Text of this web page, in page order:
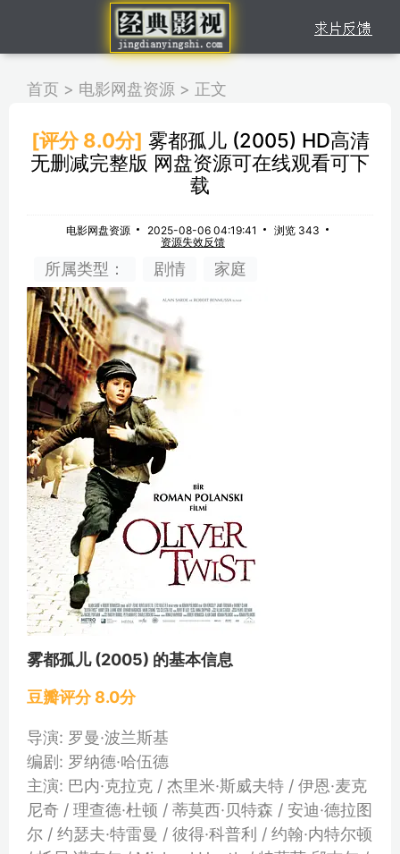
首页 > 电影网盘资源 > 正文
[评分 8.0分] 雾都孤儿 (2005) HD高清
无删减完整版 网盘资源可在线观看可下
载
电影网盘资源 2025-08-06 04:19:41
浏览 343
资源失效反馈
所属类型： 剧情 家庭
雾都孤儿 (2005) 的基本信息
豆瓣评分 8.0分
导演: 罗曼·波兰斯基
编剧: 罗纳德·哈伍德
主演: 巴内·克拉克 / 杰里米·斯威夫特 / 伊恩·麦克
尼奇 / 理查德·杜顿 / 蒂莫西·贝特森 / 安迪·德拉图
尔 / 约瑟夫·特雷曼 / 彼得·科普利 / 约翰·内特尔顿